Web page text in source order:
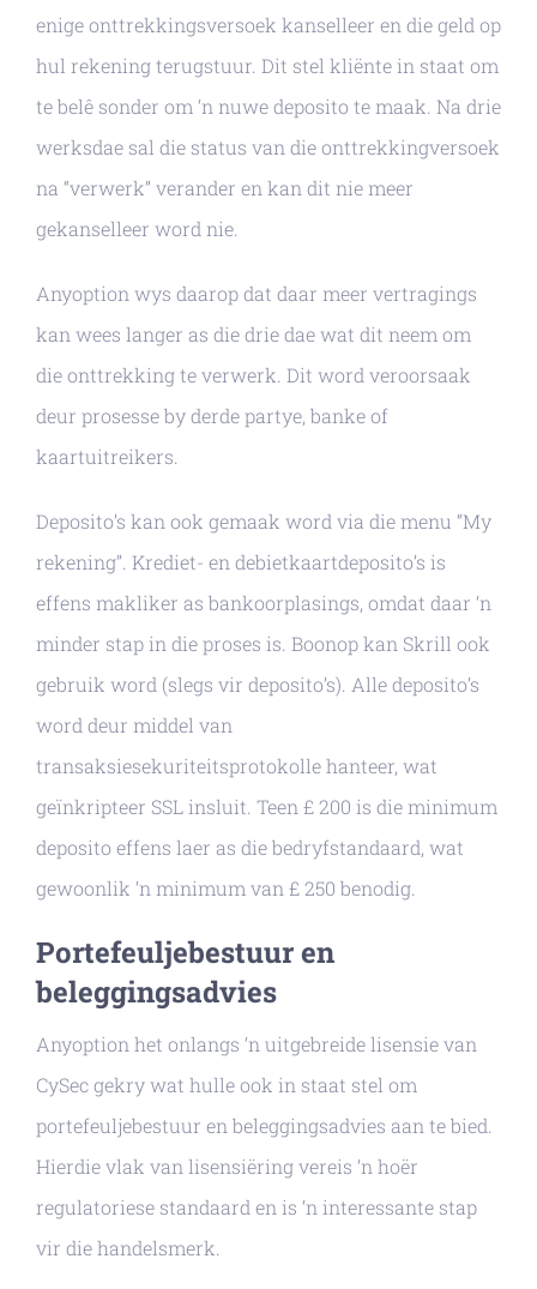
enige onttrekkingsversoek kanselleer en die geld op
hul rekening terugstuur. Dit stel kliënte in staat om
te belê sonder om ‘n nuwe deposito te maak. Na drie
werksdae sal die status van die onttrekkingversoek
na “verwerk” verander en kan dit nie meer
gekanselleer word nie.
Anyoption wys daarop dat daar meer vertragings
kan wees langer as die drie dae wat dit neem om
die onttrekking te verwerk. Dit word veroorsaak
deur prosesse by derde partye, banke of
kaartuitreikers.
Deposito’s kan ook gemaak word via die menu “My
rekening”. Krediet- en debietkaartdeposito’s is
effens makliker as bankoorplasings, omdat daar ‘n
minder stap in die proses is. Boonop kan Skrill ook
gebruik word (slegs vir deposito’s). Alle deposito’s
word deur middel van
transaksiesekuriteitsprotokolle hanteer, wat
geïnkripteer SSL insluit. Teen £ 200 is die minimum
deposito effens laer as die bedryfstandaard, wat
gewoonlik ‘n minimum van £ 250 benodig.
Portefeuljebestuur en
beleggingsadvies
Anyoption het onlangs ‘n uitgebreide lisensie van
CySec gekry wat hulle ook in staat stel om
portefeuljebestuur en beleggingsadvies aan te bied.
Hierdie vlak van lisensiëring vereis ‘n hoër
regulatoriese standaard en is ‘n interessante stap
vir die handelsmerk.